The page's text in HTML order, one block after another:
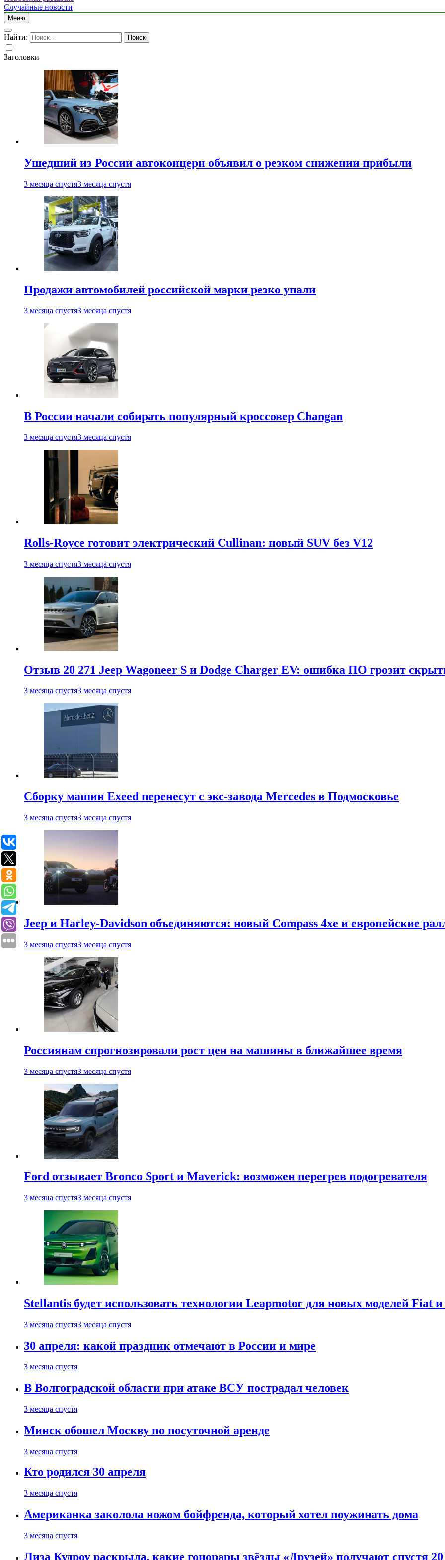
Случайные новости
Меню
Найти:
Заголовки
Ушедший из России автоконцерн объявил о резком снижении прибыли
3 месяца спустя3 месяца спустя
Продажи автомобилей российской марки резко упали
3 месяца спустя3 месяца спустя
В России начали собирать популярный кроссовер Changan
3 месяца спустя3 месяца спустя
Rolls-Royce готовит электрический Cullinan: новый SUV без V12
3 месяца спустя3 месяца спустя
Отзыв 20 271 Jeep Wagoneer S и Dodge Charger EV: ошибка ПО грозит
3 месяца спустя3 месяца спустя
Сборку машин Exeed перенесут с экс-завода Mercedes в Подмосковье
3 месяца спустя3 месяца спустя
Jeep и Harley-Davidson объединяются: новый Compass 4xe и европейские
3 месяца спустя3 месяца спустя
Россиянам спрогнозировали рост цен на машины в ближайшее время
3 месяца спустя3 месяца спустя
Ford отзывает Bronco Sport и Maverick: возможен перегрев подогревателя
3 месяца спустя3 месяца спустя
Stellantis будет использовать технологии Leapmotor для новых моделей Fiat
3 месяца спустя3 месяца спустя
30 апреля: какой праздник отмечают в России и мире
3 месяца спустя
В Волгоградской области при атаке ВСУ пострадал человек
3 месяца спустя
Минск обошел Москву по посуточной аренде
3 месяца спустя
Кто родился 30 апреля
3 месяца спустя
Американка заколола ножом бойфренда, который хотел поужинать дома
3 месяца спустя
Лиза Кудроу раскрыла, какие гонорары звёзды «Друзей» получают спустя